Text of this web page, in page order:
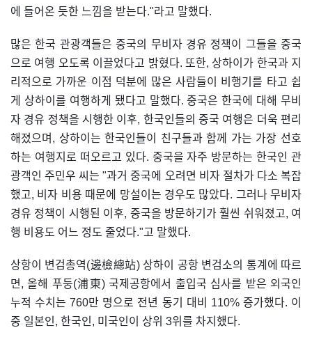
에 들어온 듯한 느낌을 받는다."라고 말했다.
많은 한국 관광객들은 중국의 무비자 경유 정책이 그들을 중국
으로 여행 오도록 이끌었다고 밝혔다. 또한, 상하이가 한국과 지
리적으로 가까운 이점 덕분에 많은 사람들이 비행기를 타고 쉽
게 상하이를 여행하게 됐다고 말했다. 중국은 한국에 대해 무비
자 경유 정책을 시행한 이후, 한국인들의 중국 여행은 더욱 편리
해졌으며, 상하이는 한국인들이 친구들과 함께 가는 가장 선호
하는 여행지로 떠오르고 있다. 중국을 자주 방문하는 한국인 관
광객인 주민우 씨는 "과거 중국에 오려면 비자 절차가 다소 복잡
했고, 비자 비용 때문에 망설이는 경우도 많았다. 그러나 무비자
경유 정책이 시행된 이후, 중국을 방문하기가 훨씬 쉬워졌고, 여
행 비용도 어느 정도 줄었다."고 말했다.
상항이 변검총역(邊檢總站) 상하이 공항 변검소의 통계에 따르
면, 올해 푸둥(浦東) 국제공항에서 출입국 심사를 받은 외국인
누적 수치는 760만 명으로 전년 동기 대비 110% 증가했다. 이
중 일본인, 한국인, 미국인이 상위 3위를 차지했다.